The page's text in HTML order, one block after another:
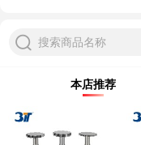
搜索商品名称
本店推荐